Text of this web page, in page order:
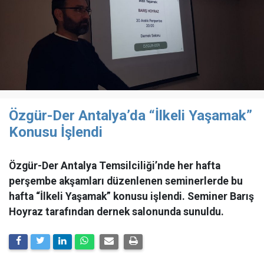
Özgür-Der Antalya’da “İlkeli Yaşamak”
Konusu İşlendi
​​​​​​​Özgür-Der Antalya Temsilciliği’nde her hafta
perşembe akşamları düzenlenen seminerlerde bu
hafta “İlkeli Yaşamak” konusu işlendi. Seminer Barış
Hoyraz tarafından dernek salonunda sunuldu.